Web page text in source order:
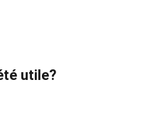
utile?